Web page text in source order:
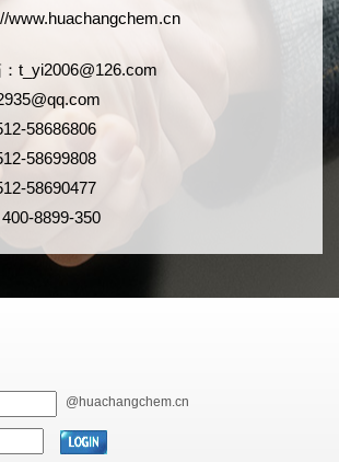
www.huachangchem.cn
t_yi2006@126.com
58686806
58699808
58690477
8899-350
@huachangchem.cn